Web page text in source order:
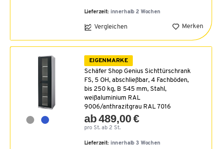
Lieferzeit: innerhalb 2 Wochen
Vergleichen Merken
EIGENMARKE
Schäfer Shop Genius Sichttürschrank
FS, 5 OH, abschließbar, 4 Fachböden,
bis 250 kg, B 545 mm, Stahl,
weißaluminium RAL
9006/anthrazitgrau RAL 7016
ab 489,00 €
pro St. ab 2 St.
Lieferzeit: innerhalb 3 Wochen